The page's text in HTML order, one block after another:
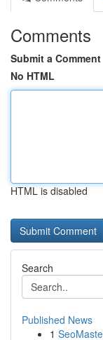
Comments
Submit a Comment
No HTML
HTML is disabled
Search
Published News
1